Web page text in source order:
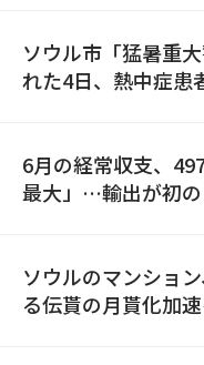
ソウル市「猛暑重
れた4日、熱中症患
6月の経常収支、
最大」…輸出が初
ソウルのマンショ
る伝貰の月貰化加